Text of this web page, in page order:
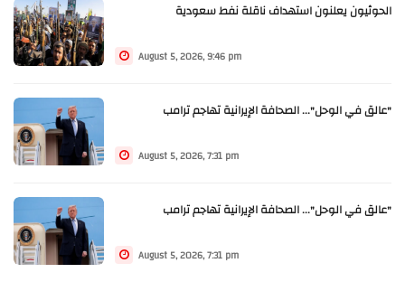
الحوثيون يعلنون استهداف ناقلة نفط سعودية
August 5, 2026, 9:46 pm
"عالق في الوحل"... الصحافة الإيرانية تهاجم ترامب
August 5, 2026, 7:31 pm
"عالق في الوحل"... الصحافة الإيرانية تهاجم ترامب
August 5, 2026, 7:31 pm